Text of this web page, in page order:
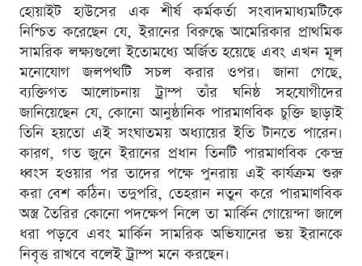
হোয়াইট হাউসের এক শীর্ষ কর্মকর্তা সংবাদমাধ্যমটিকে
নিশ্চিত করেছেন যে, ইরানের বিরুদ্ধে আমেরিকার প্রাথমিক
সামরিক লক্ষ্যগুলো ইতোমধ্যে অর্জিত হয়েছে এবং এখন মূল
মনোযোগ জলপথটি সচল করার ওপর। জানা গেছে,
ব্যক্তিগত আলোচনায় ট্রাম্প তাঁর ঘনিষ্ঠ সহযোগীদের
জানিয়েছেন যে, কোনো আনুষ্ঠানিক পারমাণবিক চুক্তি ছাড়াই
তিনি হয়তো এই সংঘাতময় অধ্যায়ের ইতি টানতে পারেন।
কারণ, গত জুনে ইরানের প্রধান তিনটি পারমাণবিক কেন্দ্র
ধ্বংস হওয়ার পর তাদের পক্ষে পুনরায় এই কার্যক্রম শুরু
করা বেশ কঠিন। তদুপরি, তেহরান নতুন করে পারমাণবিক
অস্ত্র তৈরির কোনো পদক্ষেপ নিলে তা মার্কিন গোয়েন্দা জালে
ধরা পড়বে এবং মার্কিন সামরিক অভিযানের ভয় ইরানকে
নিবৃত্ত রাখবে বলেই ট্রাম্প মনে করছেন।